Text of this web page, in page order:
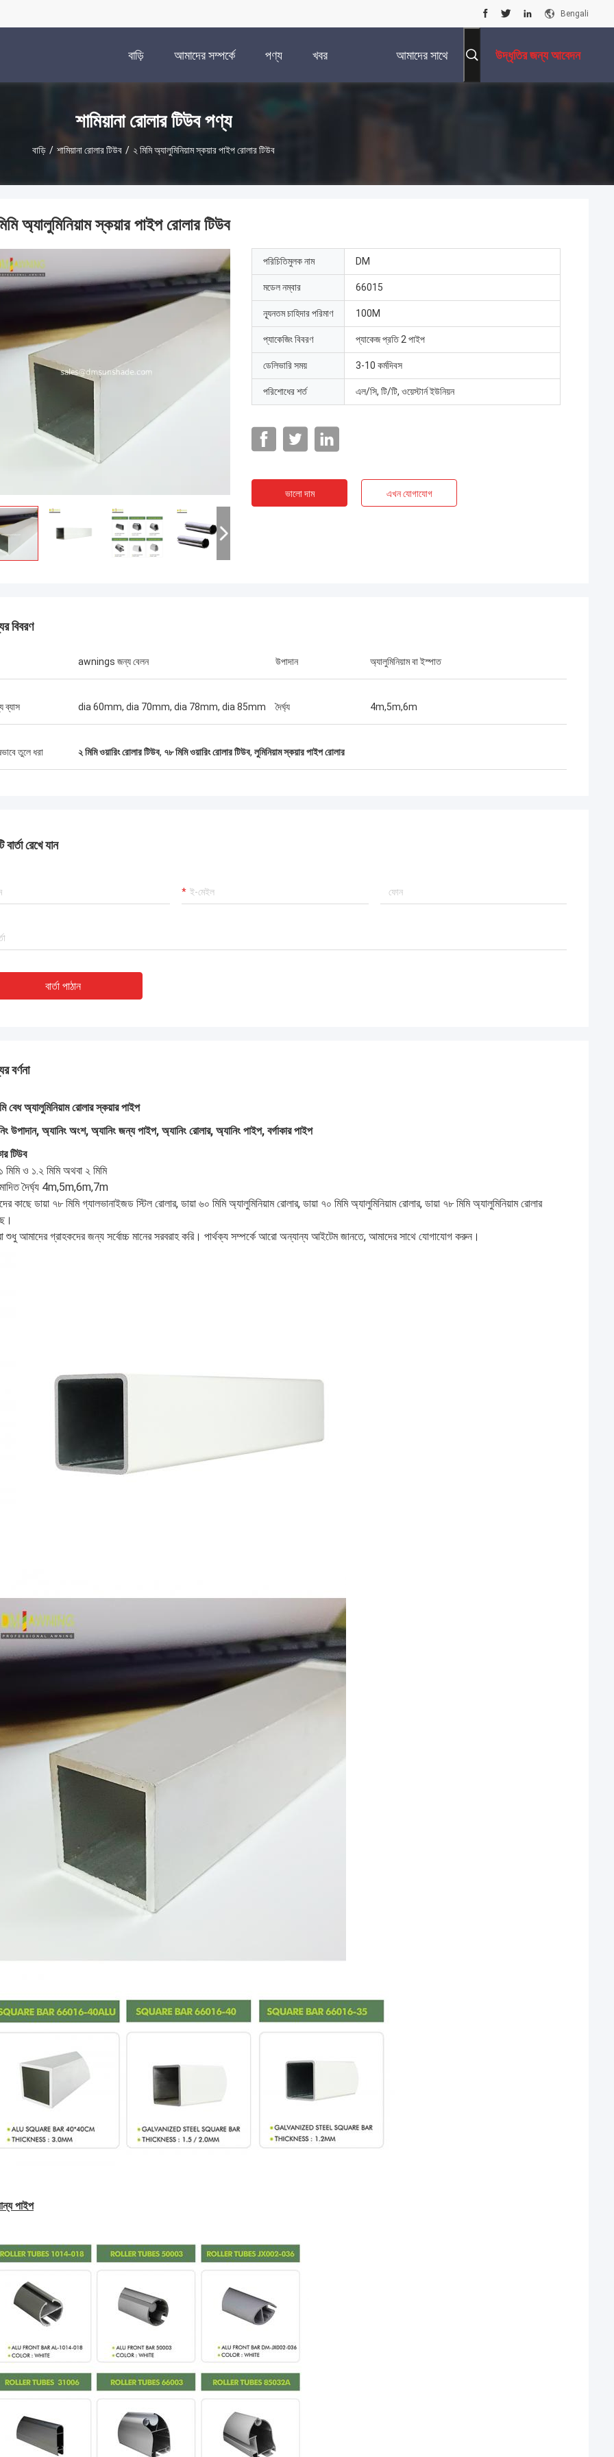
Bengali
বাড়ি আমাদের সম্পর্কে পণ্য খবর আমাদের সাথে উদ্ধৃতির জন্য আবেদন
শামিয়ানা রোলার টিউব পণ্য
বাড়ি / শামিয়ানা রোলার টিউব / ২ মিমি অ্যালুমিনিয়াম স্কয়ার পাইপ রোলার টিউব
অ্যালুমিনিয়াম স্কয়ার পাইপ রোলার টিউব
পরিচিতিমুলক নাম DM
মডেল নম্বার 66015
ন্যূনতম চাহিদার পরিমাণ 100M
প্যাকেজিং বিবরণ প্যাকেজ প্রতি 2 পাইপ
ডেলিভারি সময় 3-10 কর্মদিবস
পরিশোধের শর্ত এল/সি, টি/টি, ওয়েস্টার্ন ইউনিয়ন
ভালো দাম এখন যোগাযোগ
বিবরণ
awnings জন্য বেলন উপাদান অ্যালুমিনিয়াম বা ইস্পাত
ব্যাস dia 60mm, dia 70mm, dia 78mm, dia 85mm দৈর্ঘ্য 4m,5m,6m
তুলে ধরা ২ মিমি ওয়ারিং রোলার টিউব, ৭৮ মিমি ওয়ারিং রোলার টিউব, লুমিনিয়াম স্কয়ার পাইপ রোলার
বার্তা রেখে যান
বার্তা পাঠান
বর্ণনা
বেধ অ্যালুমিনিয়াম রোলার স্কয়ার পাইপ
উপাদান, অ্যানিং অংশ, অ্যানিং জন্য পাইপ, অ্যানিং রোলার, অ্যানিং পাইপ, বর্গাকার পাইপ
টিউব
মিমি ও ১.২ মিমি অথবা ২ মিমি
দৈর্ঘ্য 4m,5m,6m,7m
কাছে ডায়া ৭৮ মিমি গ্যালভানাইজড স্টিল রোলার, ডায়া ৬০ মিমি অ্যালুমিনিয়াম রোলার, ডায়া ৭০ মিমি অ্যালুমিনিয়াম রোলার, ডায়া ৭৮ মিমি অ্যালুমিনিয়াম রোলার
শুধু আমাদের গ্রাহকদের জন্য সর্বোচ্চ মানের সরবরাহ করি। পার্থক্য সম্পর্কে আরো অন্যান্য আইটেম জানতে, আমাদের সাথে যোগাযোগ করুন।
পাইপ